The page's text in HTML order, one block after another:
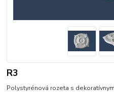
R3
Polystyrénová rozeta s